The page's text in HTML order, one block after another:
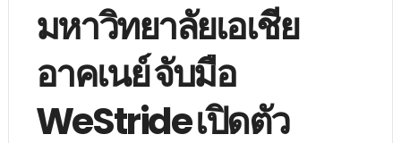
มหาวิทยาลัยเอเชีย
อาคเนย์ จับมือ
WeStride เปิดตัว